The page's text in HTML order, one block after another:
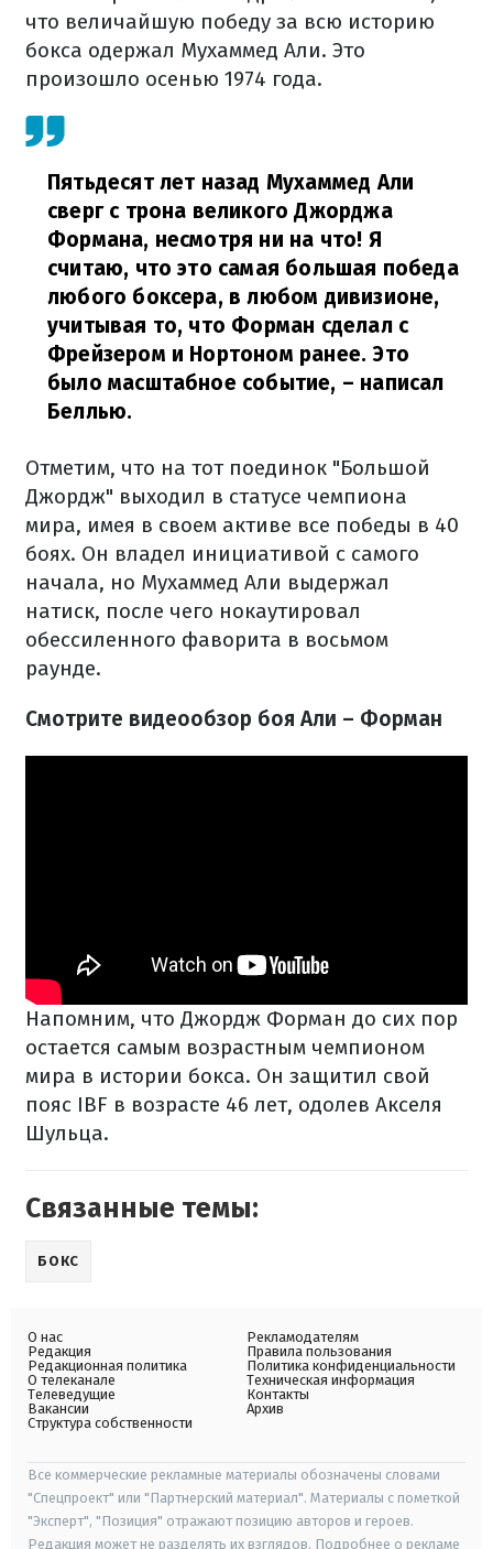
что величайшую победу за всю историю
бокса одержал Мухаммед Али. Это
произошло осенью 1974 года.
Пятьдесят лет назад Мухаммед Али
сверг с трона великого Джорджа
Формана, несмотря ни на что! Я
считаю, что это самая большая победа
любого боксера, в любом дивизионе,
учитывая то, что Форман сделал с
Фрейзером и Нортоном ранее. Это
было масштабное событие, – написал
Беллью.
Отметим, что на тот поединок "Большой
Джордж" выходил в статусе чемпиона
мира, имея в своем активе все победы в 40
боях. Он владел инициативой с самого
начала, но Мухаммед Али выдержал
натиск, после чего нокаутировал
обессиленного фаворита в восьмом
раунде.
Смотрите видеообзор боя Али – Форман
Напомним, что Джордж Форман до сих пор
остается самым возрастным чемпионом
мира в истории бокса. Он защитил свой
пояс IBF в возрасте 46 лет, одолев Акселя
Шульца.
Связанные темы:
БОКС
О нас
Редакция
Редакционная политика
О телеканале
Телеведущие
Вакансии
Структура собственности
Рекламодателям
Правила пользования
Политика конфиденциальности
Техническая информация
Контакты
Архив
Все коммерческие рекламные материалы обозначены словами
"Спецпроект" или "Партнерский материал". Материалы с пометкой
"Эксперт", "Позиция" отражают позицию авторов и героев.
Редакция может не разделять их взглядов. Подробнее о рекламе